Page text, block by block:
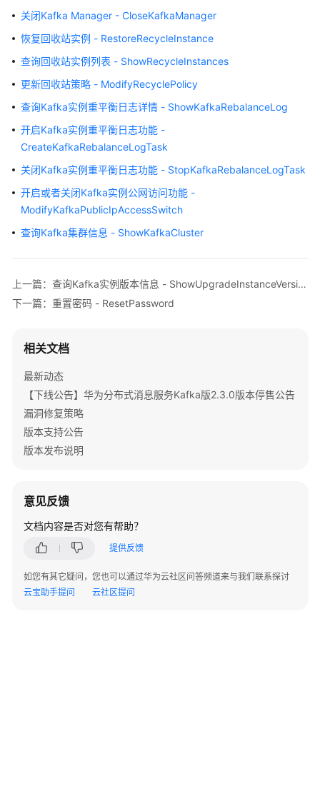
说
明
快
速
门
用
指
南
最
佳
开
南
参
考
使
必
API
览
关闭Kafka Manager - CloseKafkaManager
恢复回收站实例 - RestoreRecycleInstance
查询回收站实例列表 - ShowRecycleInstances
更新回收站策略 - ModifyRecyclePolicy
查询Kafka实例重平衡日志详情 - ShowKafkaRebalanceLog
开启Kafka实例重平衡日志功能 -
CreateKafkaRebalanceLogTask
关闭Kafka实例重平衡日志功能 - StopKafkaRebalanceLogTask
开启或者关闭Kafka实例公网访问功能 -
ModifyKafkaPublicIpAccessSwitch
查询Kafka集群信息 - ShowKafkaCluster
上一篇：查询Kafka实例版本信息 - ShowUpgradeInstanceVersion
下一篇：重置密码 - ResetPassword
相关文档
最新动态
【下线公告】华为分布式消息服务Kafka版2.3.0版本停售公告
漏洞修复策略
版本支持公告
版本发布说明
意见反馈
文档内容是否对您有帮助？
提供反馈
如您有其它疑问，您也可以通过华为云社区问答频道来与我们联系探讨
云宝助手提问
云社区提问